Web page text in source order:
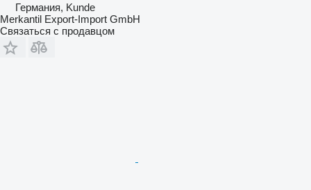
Германия, Kunde
Merkantil Export-Import GmbH
Связаться с продавцом